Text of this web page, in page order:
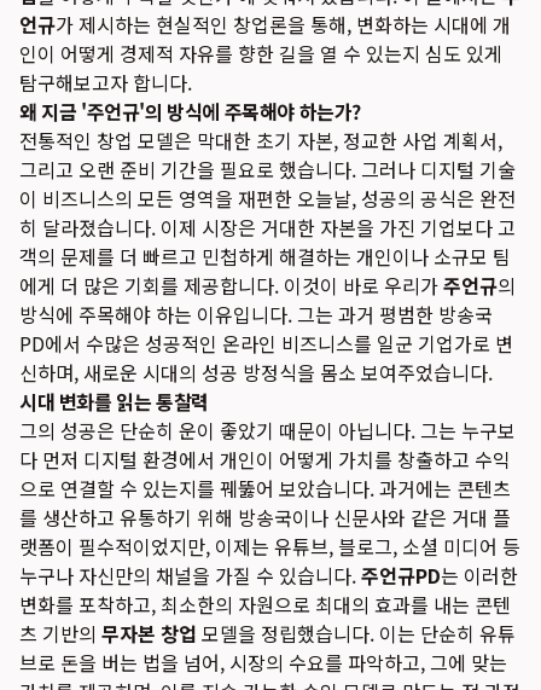
언규가 제시하는 현실적인 창업론을 통해, 변화하는 시대에 개
인이 어떻게 경제적 자유를 향한 길을 열 수 있는지 심도 있게
탐구해보고자 합니다.
왜 지금 '주언규'의 방식에 주목해야 하는가?
전통적인 창업 모델은 막대한 초기 자본, 정교한 사업 계획서,
그리고 오랜 준비 기간을 필요로 했습니다. 그러나 디지털 기술
이 비즈니스의 모든 영역을 재편한 오늘날, 성공의 공식은 완전
히 달라졌습니다. 이제 시장은 거대한 자본을 가진 기업보다 고
객의 문제를 더 빠르고 민첩하게 해결하는 개인이나 소규모 팀
에게 더 많은 기회를 제공합니다. 이것이 바로 우리가주언규의
방식에 주목해야 하는 이유입니다. 그는 과거 평범한 방송국
PD에서 수많은 성공적인 온라인 비즈니스를 일군 기업가로 변
신하며, 새로운 시대의 성공 방정식을 몸소 보여주었습니다.
시대 변화를 읽는 통찰력
그의 성공은 단순히 운이 좋았기 때문이 아닙니다. 그는 누구보
다 먼저 디지털 환경에서 개인이 어떻게 가치를 창출하고 수익
으로 연결할 수 있는지를 꿰뚫어 보았습니다. 과거에는 콘텐츠
를 생산하고 유통하기 위해 방송국이나 신문사와 같은 거대 플
랫폼이 필수적이었지만, 이제는 유튜브, 블로그, 소셜 미디어 등
누구나 자신만의 채널을 가질 수 있습니다.주언규PD는 이러한
변화를 포착하고, 최소한의 자원으로 최대의 효과를 내는 콘텐
츠 기반의 무자본 창업 모델을 정립했습니다. 이는 단순히 유튜
브로 돈을 버는 법을 넘어, 시장의 수요를 파악하고, 그에 맞는